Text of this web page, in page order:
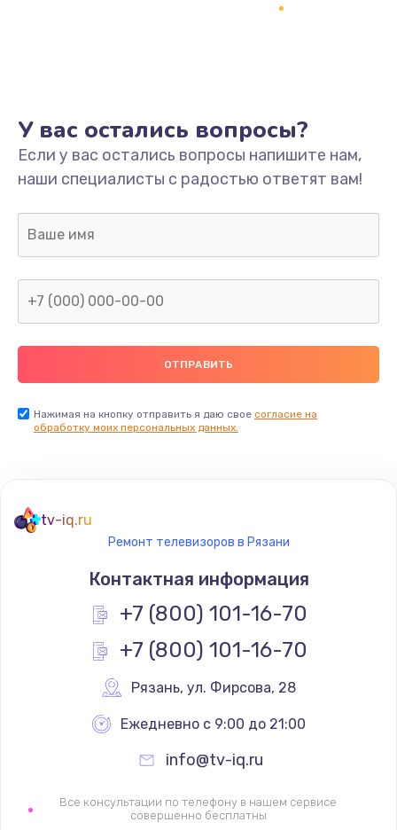
Не включается
1400 руб.
Заказать
Нет звука
800 руб.
Не видит флешку
400 руб.
Заказать
900 руб.
Заказать
900 руб.
Заказать
Не работает
1400 руб.
У вас остались вопросы?
Если у вас остались вопросы напишите нам,
наши специалисты с радостью ответят вам!
Нажимая на кнопку отправить я даю свое согласие на
обработку моих персональных данных.
tv-iq.ru
Ремонт телевизоров в Рязани
Контактная информация
+7 (800) 101-16-70
+7 (800) 101-16-70
Рязань, ул. Фирсова, 28
Ежедневно с 9:00 до 21:00
info@tv-iq.ru
Все консультации по телефону в нашем сервисе
совершенно бесплатны